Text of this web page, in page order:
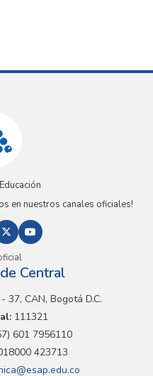
en nuestros canales oficiales!
Central
CAN, Bogotá D.C.
111321
601 7956110
423713